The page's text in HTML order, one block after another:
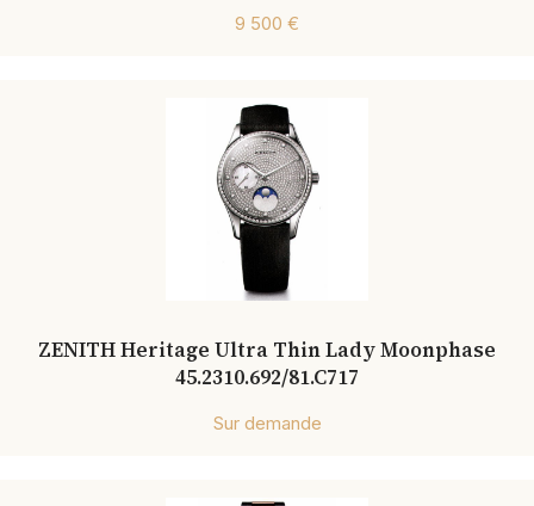
9 500 €
ZENITH Heritage Ultra Thin Lady Moonphase
45.2310.692/81.C717
Sur demande